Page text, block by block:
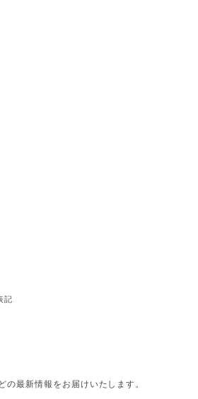
記
の最新情報をお届けいたします。